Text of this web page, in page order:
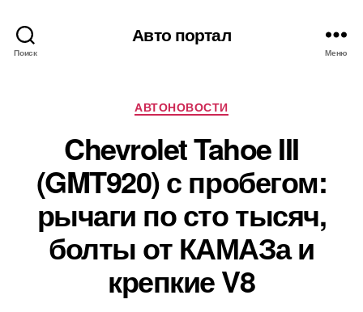
Поиск
Авто портал
Меню
Рубрики
АВТОНОВОСТИ
Chevrolet Tahoe III
(GMT920) с пробегом:
рычаги по сто тысяч,
болты от КАМАЗа и
крепкие V8